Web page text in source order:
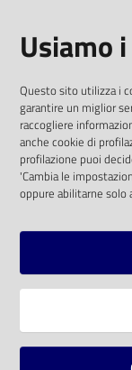
Eventi
Chiedi al
bibliotecario
Avvisi
solo alle
comunitaria
SOCIAL
Vai alla
Usiamo
Questo sito utilizza i
garantire un miglior
raccogliere
anche cookie di
profilazione puoi
'Cambia le
oppure abilitarne solo